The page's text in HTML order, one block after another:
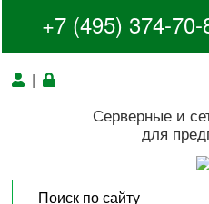
+7 (495) 374-70-
|
Серверные и
для